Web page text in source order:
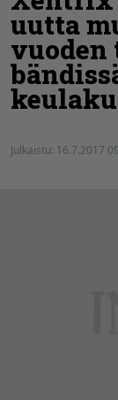
uutta
vuoden
Julkaistu: 16.7.2017